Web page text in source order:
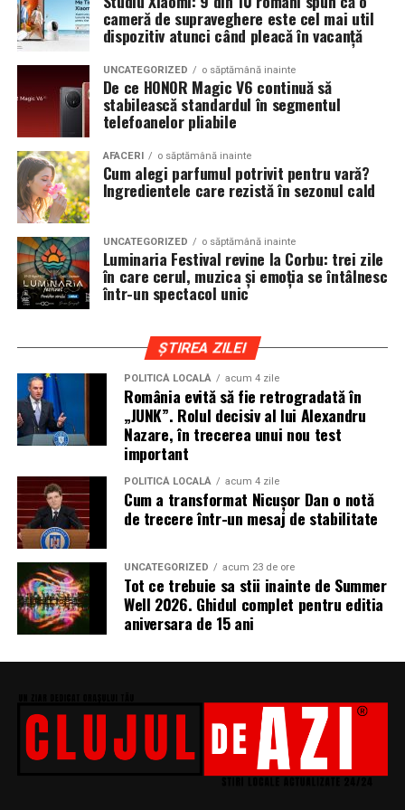
să fie rapidă și ușoară.
O suită de funcționalități activate de AI poate fi de
asemenea utilizată la maximum în timpul streaming-
ului sau conversațiilor video cu ajutorul camerei web
Acer PurifiedView™ cu suport AI și Acer PurifiedVoice™
2.0 cu trei microfoane cu tehnologie de reducere a
zgomotului AI.
Prețuri și disponibilitate
Acer Nitro V 16 (ANV16-71) va fi disponibil în EMEA din
luna octombrie, la prețuri începând de la 1.449 EUR.
Acer Nitro V 14 (ANV14-61) va fi disponibil în EMEA din
luna septembrie, la prețuri începând de la 1.199 EUR.
Specificațiile exacte, prețurile și disponibilitatea vor
varia în funcție de regiune. Pentru a afla mai multe
despre disponibilitatea, specificațiile produselor și
prețurile pe anumite piețe, vă rugăm să contactați cel
mai apropiat birou Acer prinwww.acer.com
ale produselor, sau vizitaținext@acer Press
sambata, respectiv 426.6 lei pentru duminica.
** Google AI Pro, care include Gemini Advanced și 5 TB
spațiu de stocare în cloud, este oferit gratuit timp de trei
luni de la momentul activării și oferă funcții precum
generarea de videoclipuri cu Veo 3.1, crearea de imagini
cu Nano Banana Pro, instrumentul de producție video
Flow și asistentul de cercetare NotebookLM.
cameră de supraveghere este cel mai util
dispozitiv atunci când pleacă în vacanță
UNCATEGORIZED o săptămână inainte
De ce HONOR Magic V6 continuă să
stabilească standardul în segmentul
telefoanelor pliabile
AFACERI o săptămână inainte
Cum alegi parfumul potrivit pentru vară?
Ingredientele care rezistă în sezonul cald
UNCATEGORIZED o săptămână inainte
Luminaria Festival revine la Corbu: trei zile
în care cerul, muzica și emoția se întâlnesc
într-un spectacol unic
ȘTIREA ZILEI
POLITICĂ LOCALĂ acum 4 zile
România evită să fie retrogradată în
„JUNK”. Rolul decisiv al lui Alexandru
Nazare, în trecerea unui nou test
important
POLITICĂ LOCALĂ acum 4 zile
Cum a transformat Nicușor Dan o notă
de trecere într-un mesaj de stabilitate
UNCATEGORIZED acum 23 de ore
Tot ce trebuie sa stii inainte de Summer
Well 2026. Ghidul complet pentru editia
aniversara de 15 ani